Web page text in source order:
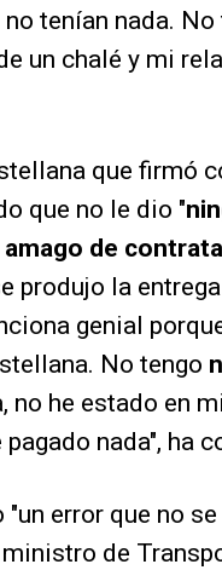
tenían nada.
un chalé y mi
que firmó
que no le dio "
amago de
produjo la
genial
No tengo
no he estado en
nada", ha
error que no
de